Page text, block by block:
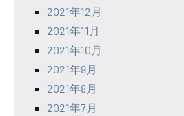
2021年12月
2021年11月
2021年10月
2021年9月
2021年8月
2021年7月